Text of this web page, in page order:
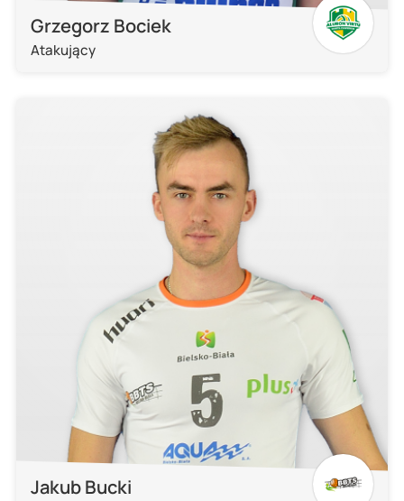
Grzegorz Bociek
Atakujący
Jakub Bucki